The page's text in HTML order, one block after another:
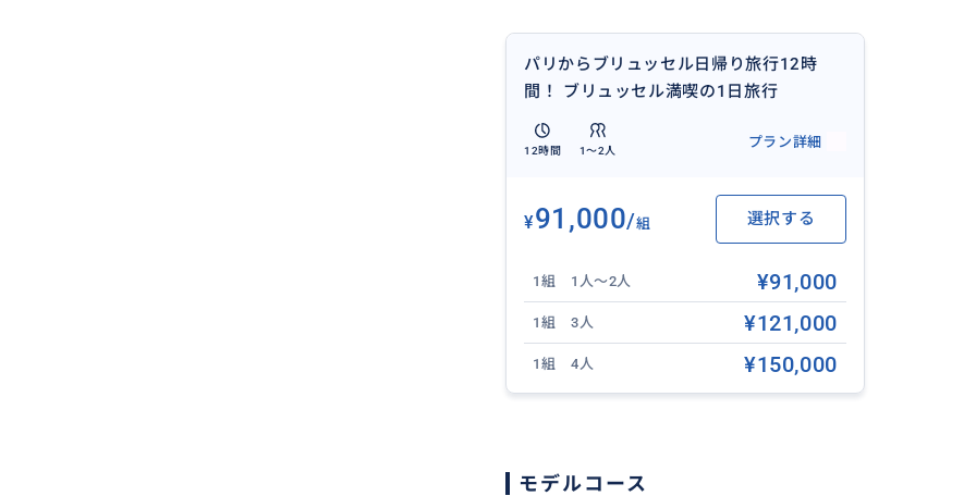
又、パリ北駅は、治安が悪くて有名ですが、ガイドと同行
尚、ユーロ―スター代金は、その時期や購入するタイミン
※案内人のユーロ―スター代金と飲食代金がお客様ご負担と
※ユーロ―スターは、そちらで予約、もしくは、弊社で立
おすすめ
パリからブリュッセル日帰り旅行12時
間！ ブリュッセル満喫の1日旅行
12時間 1〜2人
プラン詳細
¥91,000/組 選択する
1組 1人～2人 ¥91,000
1組 3人 ¥121,000
1組 4人 ¥150,000
モデルコース